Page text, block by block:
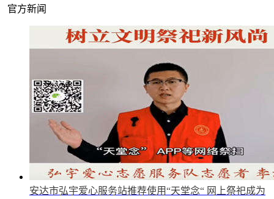
官方新闻
安达市弘宇爱心服务站推荐使用“天堂念“ 网上祭祀成为